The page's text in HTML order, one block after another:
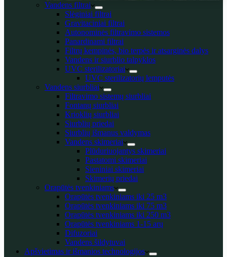
Vandens filtrai
Slėginiai filtrai
Gravitaciniai filtrai
Autonominės filtravimo sistemos
Panardinami filtrai
Filtrų kempinės, bio terpės ir atsarginės dalys
Vandens ir siurblio talpyklos
UVC sterilizatoriai
UVC sterilizatorių lemputės
Vandens siurbliai
Filtravimo sistemų siurbliai
Fontanų siurbliai
Krioklių siurbliai
Siurblių priedai
Siurblių išmanus valdymas
Vandens skimeriai
Plūduriuojantys skimeriai
Pastatomi skimeriai
Sieniniai skimeriai
Skimerių priedai
Orapūtės tvenkiniams
Orapūtės tvenkiniams iki 25 m3
Orapūtės tvenkiniams iki 75 m3
Orapūtės tvenkiniams iki 250 m3
Orapūtės tvenkiniams 1-15 arų
Difuzoriai
Vandens šildytuvai
Apšvietimas ir išmanios technologijos